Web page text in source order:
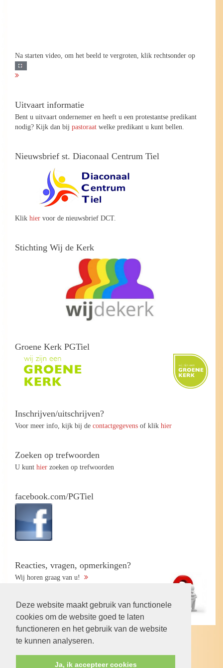
Deze website maakt gebruik van functionele
cookies om de website goed te laten
functioneren en het gebruik van de website
te kunnen analyseren.
Ja, ik accepteer cookies
Na starten video, om het beeld te vergroten, klik rechtsonder op
Uitvaart informatie
Bent u uitvaart ondernemer en heeft u een protestantse predikant
nodig? Kijk dan bij pastoraat welke predikant u kunt bellen.
Nieuwsbrief st. Diaconaal Centrum Tiel
Klik hier voor de nieuwsbrief DCT.
Stichting Wij de Kerk
Groene Kerk PGTiel
Inschrijven/uitschrijven?
Voor meer info, kijk bij de contactgegevens of klik hier
Zoeken op trefwoorden
U kunt hier zoeken op trefwoorden
facebook.com/PGTiel
Reacties, vragen, opmerkingen?
Wij horen graag van u!
Volg ons op: